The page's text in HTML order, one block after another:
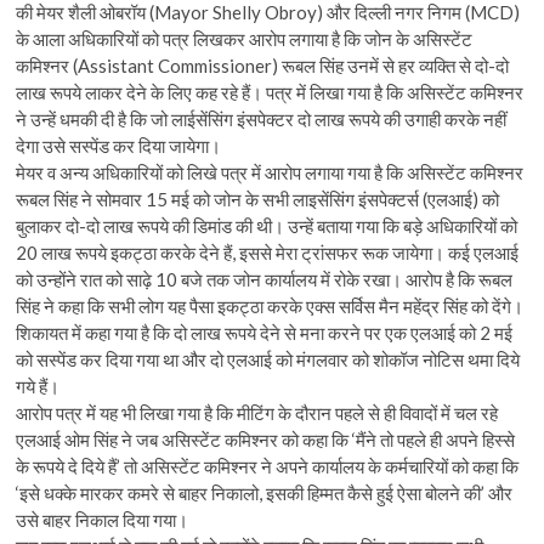
की मेयर शैली ओबरॉय (Mayor Shelly Obroy) और दिल्ली नगर निगम (MCD)
के आला अधिकारियों को पत्र लिखकर आरोप लगाया है कि जोन के असिस्टेंट
कमिश्नर (Assistant Commissioner) रूबल सिंह उनमें से हर व्यक्ति से दो-दो
लाख रूपये लाकर देने के लिए कह रहे हैं। पत्र में लिखा गया है कि असिस्टेंट कमिश्नर
ने उन्हें धमकी दी है कि जो लाईसेंसिंग इंसपेक्टर दो लाख रूपये की उगाही करके नहीं
देगा उसे सस्पेंड कर दिया जायेगा।
मेयर व अन्य अधिकारियों को लिखे पत्र में आरोप लगाया गया है कि असिस्टेंट कमिश्नर
रूबल सिंह ने सोमवार 15 मई को जोन के सभी लाइसेंसिंग इंसपेक्टर्स (एलआई) को
बुलाकर दो-दो लाख रूपये की डिमांड की थी। उन्हें बताया गया कि बड़े अधिकारियों को
20 लाख रूपये इकट्ठा करके देने हैं, इससे मेरा ट्रांसफर रूक जायेगा। कई एलआई
को उन्होंने रात को साढ़े 10 बजे तक जोन कार्यालय में रोके रखा। आरोप है कि रूबल
सिंह ने कहा कि सभी लोग यह पैसा इकट्ठा करके एक्स सर्विस मैन महेंद्र सिंह को देंगे।
शिकायत में कहा गया है कि दो लाख रूपये देने से मना करने पर एक एलआई को 2 मई
को सस्पेंड कर दिया गया था और दो एलआई को मंगलवार को शोकॉज नोटिस थमा दिये
गये हैं।
आरोप पत्र में यह भी लिखा गया है कि मीटिंग के दौरान पहले से ही विवादों में चल रहे
एलआई ओम सिंह ने जब असिस्टेंट कमिश्नर को कहा कि ‘मैंने तो पहले ही अपने हिस्से
के रूपये दे दिये हैं’ तो असिस्टेंट कमिश्नर ने अपने कार्यालय के कर्मचारियों को कहा कि
‘इसे धक्के मारकर कमरे से बाहर निकालो, इसकी हिम्मत कैसे हुई ऐसा बोलने की’ और
उसे बाहर निकाल दिया गया।